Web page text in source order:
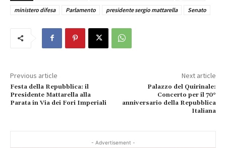
ministero difesa
Parlamento presidente sergio mattarella Senato
Previous article
Festa della Repubblica: il
Presidente Mattarella alla
Parata in Via dei Fori Imperiali
Next article
Palazzo del Quirinale:
Concerto per il 70°
anniversario della Repubblica
Italiana
- Advertisement -